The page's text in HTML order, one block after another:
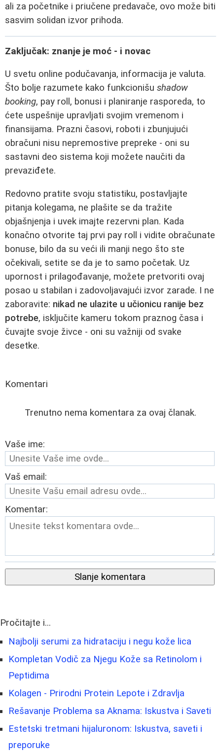
ali za početnike i priučene predavače, ovo može biti
sasvim solidan izvor prihoda.
Zaključak: znanje je moć - i novac
U svetu online podučavanja, informacija je valuta.
Što bolje razumete kako funkcionišu shadow
booking, pay roll, bonusi i planiranje rasporeda, to
ćete uspešnije upravljati svojim vremenom i
finansijama. Prazni časovi, roboti i zbunjujući
obračuni nisu nepremostive prepreke - oni su
sastavni deo sistema koji možete naučiti da
prevaziđete.
Redovno pratite svoju statistiku, postavljajte
pitanja kolegama, ne plašite se da tražite
objašnjenja i uvek imajte rezervni plan. Kada
konačno otvorite taj prvi pay roll i vidite obračunate
bonuse, bilo da su veći ili manji nego što ste
očekivali, setite se da je to samo početak. Uz
upornost i prilagođavanje, možete pretvoriti ovaj
posao u stabilan i zadovoljavajući izvor zarade. I ne
zaboravite: nikad ne ulazite u učionicu ranije bez
potrebe, isključite kameru tokom praznog časa i
čuvajte svoje živce - oni su važniji od svake
desetke.
Komentari
Trenutno nema komentara za ovaj članak.
Vaše ime:
Vaš email:
Komentar:
Slanje komentara
Pročitajte i...
Najbolji serumi za hidrataciju i negu kože lica
Kompletan Vodič za Njegu Kože sa Retinolom i
Peptidima
Kolagen - Prirodni Protein Lepote i Zdravlja
Rešavanje Problema sa Aknama: Iskustva i Saveti
Estetski tretmani hijaluronom: Iskustva, saveti i
preporuke